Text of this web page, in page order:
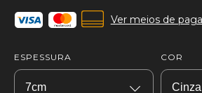
Ver meios de
ESPESSURA COR